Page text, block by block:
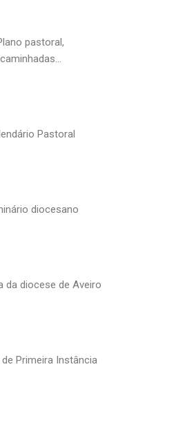
pastoral,
caminhadas…
Pastoral
diocesano
da diocese de Aveiro
de Primeira Instância